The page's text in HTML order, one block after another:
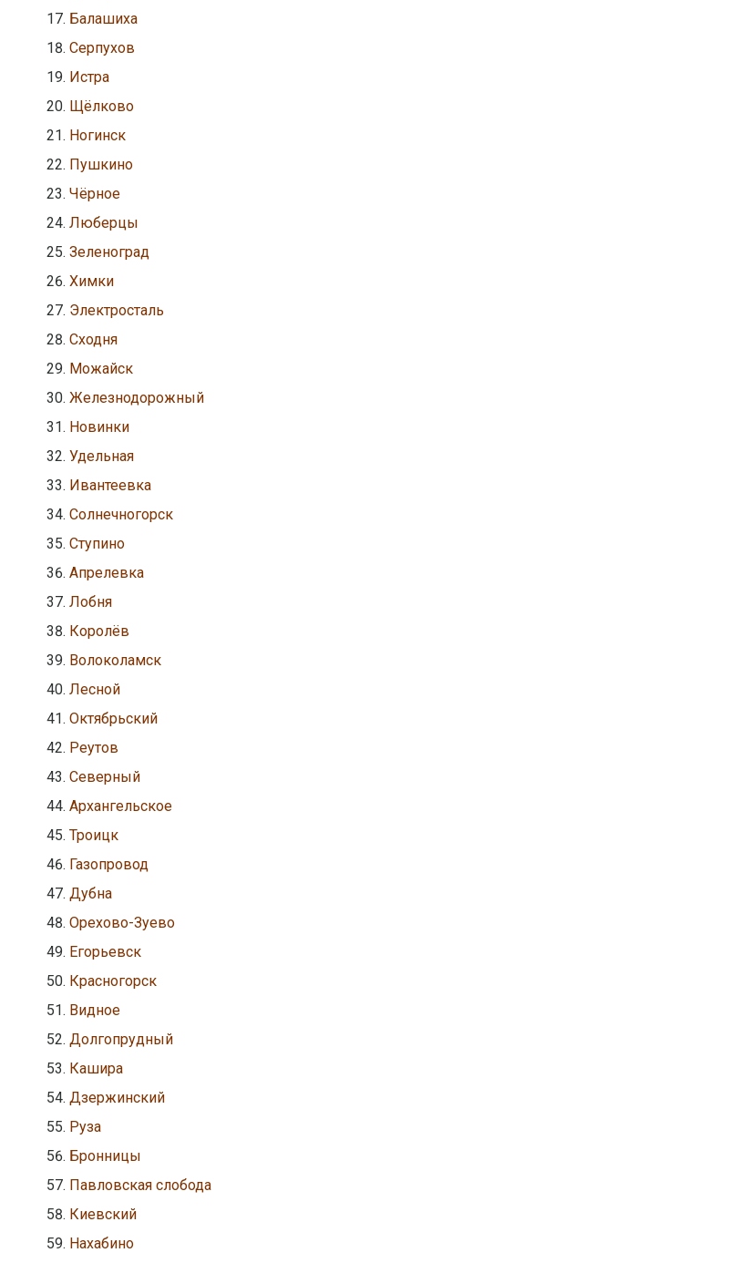
Балашиха
Серпухов
Истра
Щёлково
Ногинск
Пушкино
Чёрное
Люберцы
Зеленоград
Химки
Электросталь
Сходня
Можайск
Железнодорожный
Новинки
Удельная
Ивантеевка
Солнечногорск
Ступино
Апрелевка
Лобня
Королёв
Волоколамск
Лесной
Октябрьский
Реутов
Северный
Архангельское
Троицк
Газопровод
Дубна
Орехово-Зуево
Егорьевск
Красногорск
Видное
Долгопрудный
Кашира
Дзержинский
Руза
Бронницы
Павловская слобода
Киевский
Нахабино